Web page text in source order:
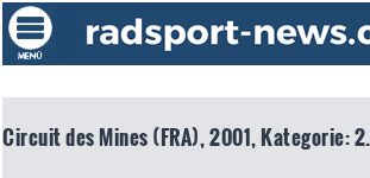
Circuit des Mines (FRA), 2001, Kategorie: